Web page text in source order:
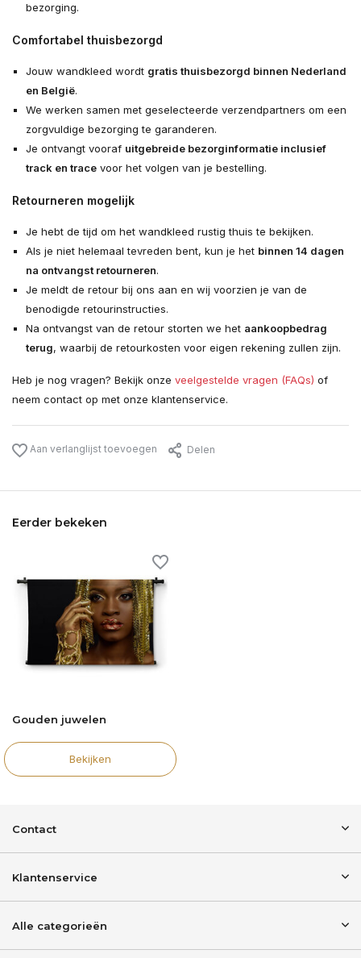
bezorging.
Comfortabel thuisbezorgd
Jouw wandkleed wordt gratis thuisbezorgd binnen Nederland
en België.
We werken samen met geselecteerde verzendpartners om een
zorgvuldige bezorging te garanderen.
Je ontvangt vooraf uitgebreide bezorginformatie inclusief
track en tracevoor het volgen van je bestelling.
Retourneren mogelijk
Je hebt de tijd om het wandkleed rustig thuis te bekijken.
Als je niet helemaal tevreden bent, kun je het binnen 14 dagen
na ontvangst retourneren.
Je meldt de retour bij ons aan en wij voorzien je van de
benodigde retourinstructies.
Na ontvangst van de retour storten we het aankoopbedrag
terug, waarbij de retourkosten voor eigen rekening zullen zijn.
Heb je nog vragen? Bekijk onze veelgestelde vragen (FAQs) of
neem contact op met onze klantenservice.
Aan verlanglijst toevoegen Delen
Eerder bekeken
Gouden juwelen
Bekijken
Contact
Klantenservice
Alle categorieën